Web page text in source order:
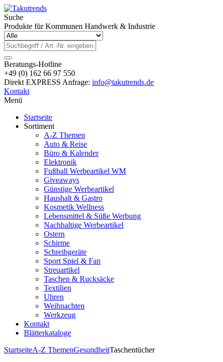
Suche
Produkte für Kommunen Handwerk & Industrie
Beratungs-Hotline
+49 (0) 162 66 97 550
Direkt EXPRESS Anfrage: info@takutrends.de
Kontakt
Menü
Startseite
Sortiment
A-Z Themen
Auto & Reise
Büro & Kalender
Elektronik
Fußball Werbeartikel WM
Giveaways
Günstige Werbeartikel
Haushalt & Gastro
Kosmetik Wellness
Lebensmittel & Süße Werbung
Nachhaltige Werbeartikel
Ostern
Schirme
Schreibgeräte
Sport Spiel & Fan
Streuartikel
Taschen & Rucksäcke
Textilien
Uhren
Weihnachten
Werkzeug
Kontakt
Blätterkataloge
StartseiteA-Z ThemenGesundheitTaschentücher